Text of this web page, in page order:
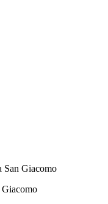
San Giacomo
Giacomo